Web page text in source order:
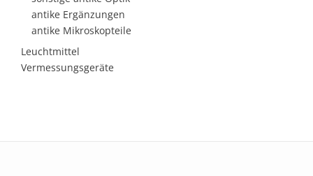
antike Ergänzungen
antike Mikroskopteile
Leuchtmittel
Vermessungsgeräte